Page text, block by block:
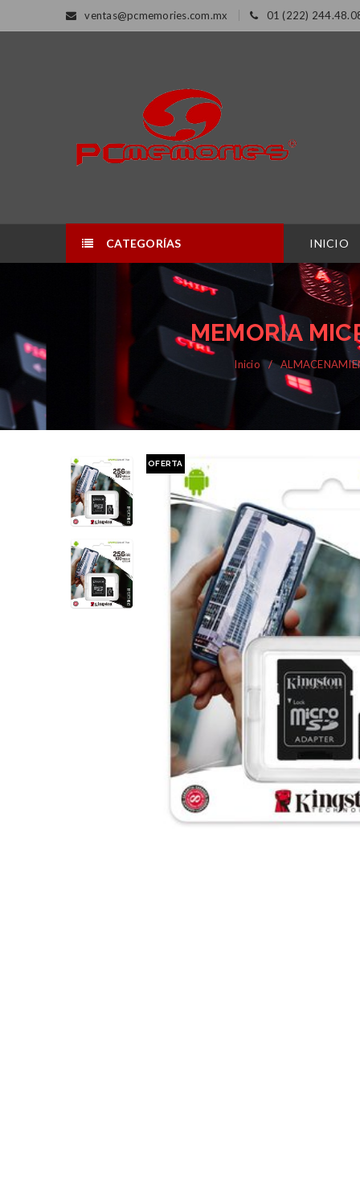
ventas@pcmemories.com.mx 01 (222)
CATEGORÍAS INICIO
MEMORIA
Inicio /
OFERTA